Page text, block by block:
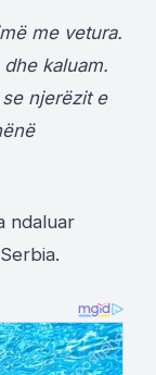
me vetura.
kaluam.
njerëzit e
ndaluar